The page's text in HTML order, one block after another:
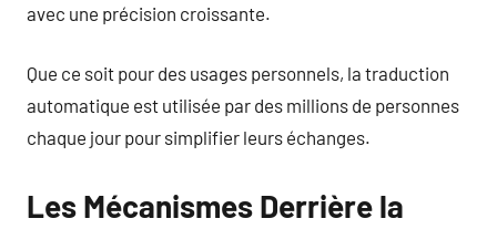
avec une précision croissante.
Que ce soit pour des usages personnels, la traduction
automatique est utilisée par des millions de personnes
chaque jour pour simplifier leurs échanges.
Les Mécanismes Derrière la